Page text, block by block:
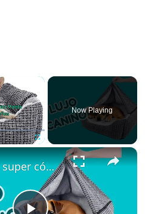
×
Now Playing
×
🐕Cama super cómoda para pinscher miniatura ❤️